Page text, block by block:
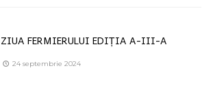
ZIUA FERMIERULUI EDIȚIA A-III-A
24 septembrie 2024